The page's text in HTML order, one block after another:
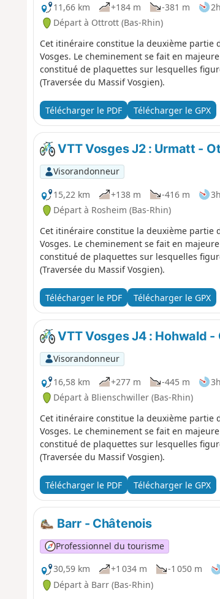
11,66 km
+184 m -381 m
Départ à Ottrott (Bas-Rhin)
Cet itinéraire constitue la deuxième partie
Vosges. Le cheminement se fait en
constitué de plaquettes sur lesquelles
(Traversée du Massif Vosgien).
Télécharger le PDF Télécharger le GPX
VTT Vosges J2 : Urmatt -
Visorandonneur
15,22 km
+138 m -416 m 3h
Départ à Rosheim (Bas-Rhin)
Cet itinéraire constitue la deuxième partie
Vosges. Le cheminement se fait en
constitué de plaquettes sur lesquelles
(Traversée du Massif Vosgien).
Télécharger le PDF Télécharger le GPX
VTT Vosges J4 : Hohwald
Visorandonneur
16,58 km
+277 m -445 m 3h
Départ à Blienschwiller (Bas-Rhin)
Cet itinéraire constitue la deuxième partie
Vosges. Le cheminement se fait en
constitué de plaquettes sur lesquelles
(Traversée du Massif Vosgien).
Télécharger le PDF Télécharger le GPX
Barr - Châtenois
Professionnel du tourisme
30,59 km
+1 034 m -1 050 m
Départ à Barr (Bas-Rhin)